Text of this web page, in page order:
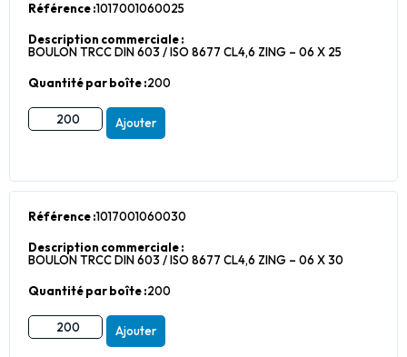
Référence :1017001060025
Description commerciale :
BOULON TRCC DIN 603 / ISO 8677 CL4,6 ZING – 06 X 25
Quantité par boîte :200
Ajouter
Référence :1017001060030
Description commerciale :
BOULON TRCC DIN 603 / ISO 8677 CL4,6 ZING – 06 X 30
Quantité par boîte :200
Ajouter